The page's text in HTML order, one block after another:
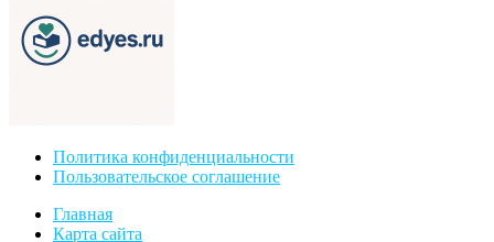
Политика конфиденциальности
Пользовательское соглашение
Главная
Карта сайта